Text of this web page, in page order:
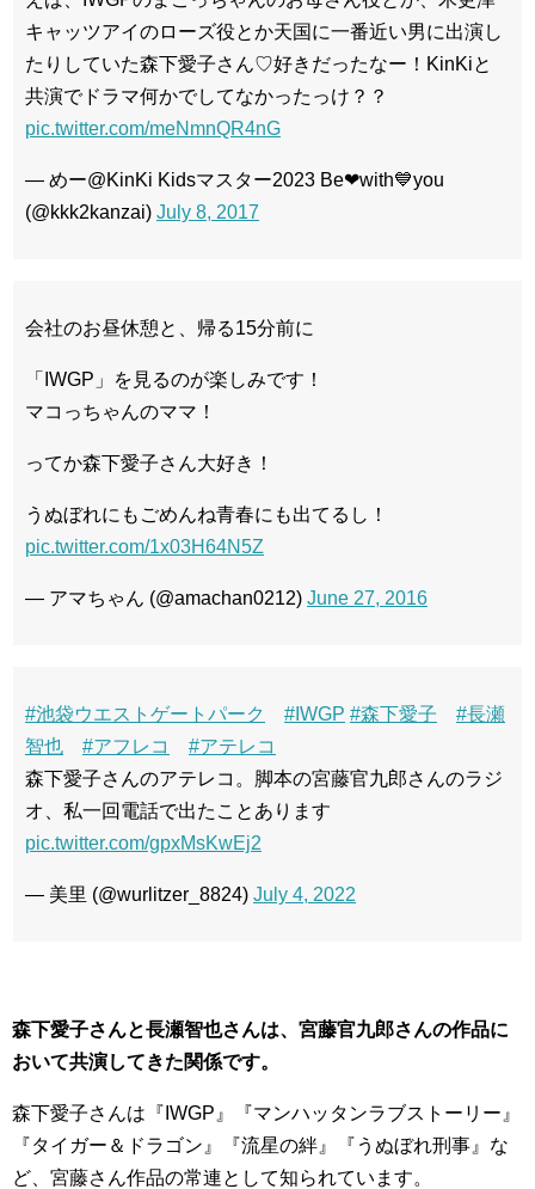
キャッツアイのローズ役とか天国に一番近い男に出演し
たりしていた森下愛子さん♡好きだったなー！KinKiと
共演でドラマ何かでしてなかったっけ？？
pic.twitter.com/meNmnQR4nG
— めー@KinKi Kidsマスター2023 Be❤with💙you
(@kkk2kanzai) July 8, 2017
会社のお昼休憩と、帰る15分前に
「IWGP」を見るのが楽しみです！
マコっちゃんのママ！
ってか森下愛子さん大好き！
うぬぼれにもごめんね青春にも出てるし！
pic.twitter.com/1x03H64N5Z
— アマちゃん (@amachan0212) June 27, 2016
#池袋ウエストゲートパーク #IWGP #森下愛子
#長瀬
智也
#アフレコ
#アテレコ
森下愛子さんのアテレコ。脚本の宮藤官九郎さんのラジ
オ、私一回電話で出たことあります
pic.twitter.com/gpxMsKwEj2
— 美里 (@wurlitzer_8824) July 4, 2022
森下愛子さんと長瀬智也さんは、宮藤官九郎さんの作品に
おいて共演してきた関係です。
森下愛子さんは『IWGP』『マンハッタンラブストーリー』
『タイガー＆ドラゴン』『流星の絆』『うぬぼれ刑事』な
ど、宮藤さん作品の常連として知られています。